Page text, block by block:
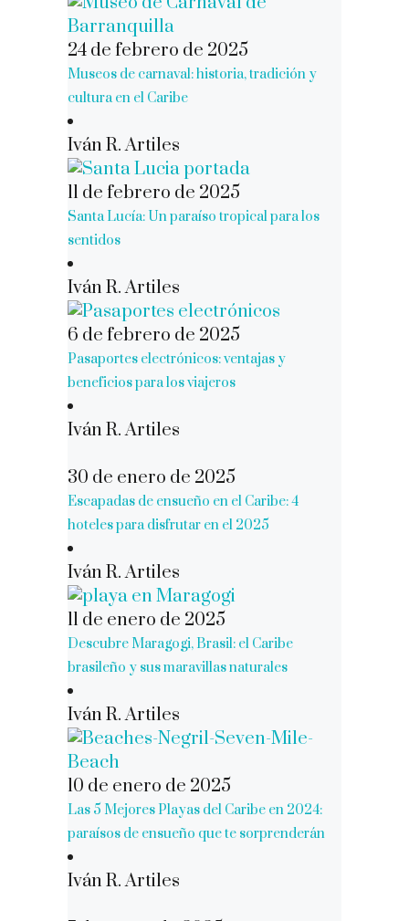
24 de febrero de 2025
Museos de carnaval: historia, tradición y
cultura en el Caribe
Iván R. Artiles
11 de febrero de 2025
Santa Lucía: Un paraíso tropical para los
sentidos
Iván R. Artiles
6 de febrero de 2025
Pasaportes electrónicos: ventajas y
beneficios para los viajeros
Iván R. Artiles
30 de enero de 2025
Escapadas de ensueño en el Caribe: 4
hoteles para disfrutar en el 2025
Iván R. Artiles
11 de enero de 2025
Descubre Maragogi, Brasil: el Caribe
brasileño y sus maravillas naturales
Iván R. Artiles
10 de enero de 2025
Las 5 Mejores Playas del Caribe en 2024:
paraísos de ensueño que te sorprenderán
Iván R. Artiles